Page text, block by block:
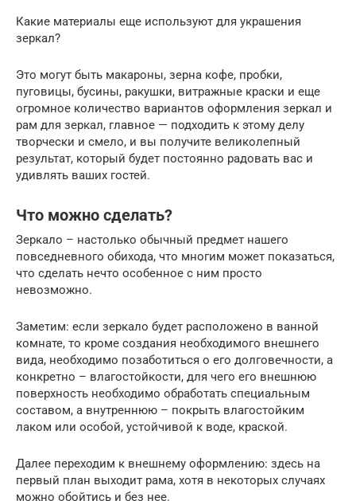
Какие материалы еще используют для украшения
зеркал?
Это могут быть макароны, зерна кофе, пробки,
пуговицы, бусины, ракушки, витражные краски и еще
огромное количество вариантов оформления зеркал и
рам для зеркал, главное — подходить к этому делу
творчески и смело, и вы получите великолепный
результат, который будет постоянно радовать вас и
удивлять ваших гостей.
Что можно сделать?
Зеркало – настолько обычный предмет нашего
повседневного обихода, что многим может показаться,
что сделать нечто особенное с ним просто
невозможно.
Заметим: если зеркало будет расположено в ванной
комнате, то кроме создания необходимого внешнего
вида, необходимо позаботиться о его долговечности, а
конкретно – влагостойкости, для чего его внешнюю
поверхность необходимо обработать специальным
составом, а внутреннюю – покрыть влагостойким
лаком или особой, устойчивой к воде, краской.
Далее переходим к внешнему оформлению: здесь на
первый план выходит рама, хотя в некоторых случаях
можно обойтись и без нее.